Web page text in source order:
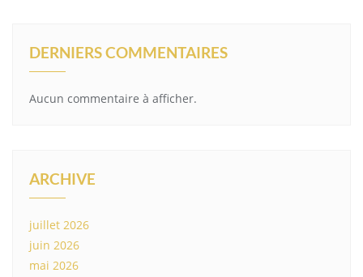
DERNIERS COMMENTAIRES
Aucun commentaire à afficher.
ARCHIVE
juillet 2026
juin 2026
mai 2026